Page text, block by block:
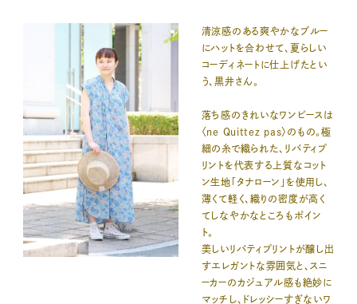
清涼感のある爽やかなブルー
にハットを合わせて、夏らしい
コーディネートに仕上げたとい
う、黒井さん。
落ち感のきれいなワンピースは
〈ne Quittez pas〉のもの。極
細の糸で織られた、リバティプ
リントを代表する上質なコット
ン生地「タナローン」を使用し、
薄くて軽く、織りの密度が高く
てしなやかなところもポイン
ト。
美しいリバティプリントが醸し出
すエレガントな雰囲気と、スニ
ーカーのカジュアル感も絶妙に
マッチし、ドレッシーすぎないワ